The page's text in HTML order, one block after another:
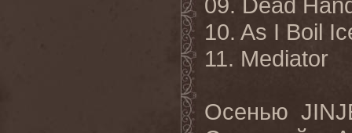
10. As I Boil
11. Mediator
Осенью